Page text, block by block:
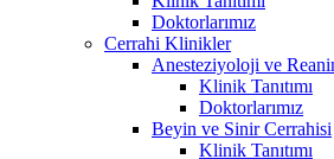
Doktorlarımız
Cerrahi Klinikler
Anesteziyoloji ve
Klinik Tanıtımı
Doktorlarımız
Beyin ve Sinir Cerrahisi
Klinik Tanıtımı